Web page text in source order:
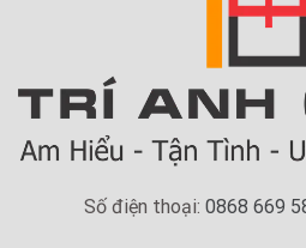
Số điện thoại: 0868 669